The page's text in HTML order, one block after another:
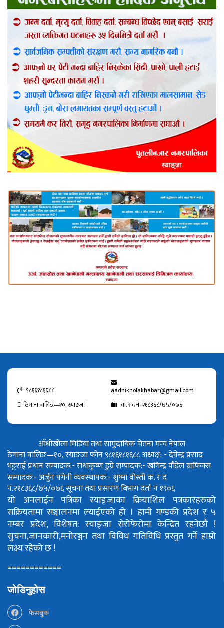
९८१६१८१६८८
aadhikholakhabar@gmail.com
ठेगाना वालिङ—१०, स्याङजा
क. र द नं. २१८३६८/७५/०७६
आँधीखोला मिडिया तथा सामुदायिक चेतना मन्च नेपाल
ठेगाना वालिङ—१०, स्याङजा फोन ९८१६१८१६८८अध्यक्ष: - देवेन्द्र प्रसाद
भट्टराईप्रधान सम्पादक:- राधाकृष्ण डुम्रेसम्पादक:- खगिन्द्र पौडेलग्राफिक्स
सम्पादक:- अर्जुन पंगेनीव्यवस्थापक:- शुष्मा वोस्तीक. र द
नं.२१८३६८/७५/०७६सूचना तथा प्रसारण बिभाग दर्ता नं १९०६
यो अनलाईन पत्रिका स्याङ्जाका क्रियाशिल पत्रकारहरुको
सक्रियतामा सञ्चालनमा ल्याईएको हो । हामी गण्डकी प्रदेश र ५
नम्बर प्रदेश, विशेषत: स्याङ्जा सेरोफेरोमा केन्द्रित रहनेछौ !
सुचना,जानकारी,मनोरञ्जन तथा विविध गतिविधि प्रस्तुत गर्ने हाम्रो
लक्ष्य रहेको छ !
============
जोडिनुहोस
फेसबुक